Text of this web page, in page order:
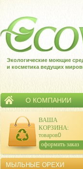
Экологические моющие
и косметика ведущих
О КОМПАНИИ
ВАША
КОРЗИНА:
товаров:0
сумма: 0р.
оформить заказ
МЫЛЬНЫЕ ОРЕХИ